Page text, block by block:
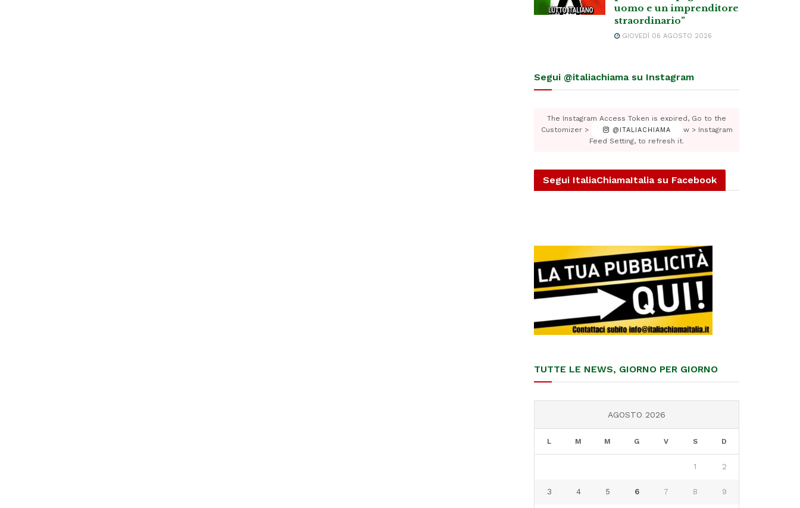
uomo e un imprenditore
straordinario”
GIOVEDÌ 06 AGOSTO 2026
Segui @italiachiama su Instagram
@ITALIACHIAMA
The Instagram Access Token is expired, Go to the
Customizer > JNews : Social, Like & View > Instagram
Feed Setting, to refresh it.
Segui ItaliaChiamaItalia su Facebook
TUTTE LE NEWS, GIORNO PER GIORNO
AGOSTO 2026
L M M G V S D
1 2
3 4 5 6 7 8 9